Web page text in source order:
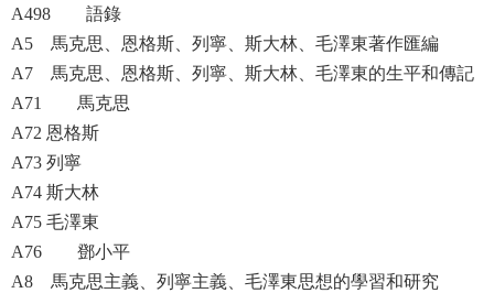
A498 語錄
A5 馬克思、恩格斯、列寧、斯大林、毛澤東著作匯編
A7 馬克思、恩格斯、列寧、斯大林、毛澤東的生平和傳記
A71 馬克思
A72 恩格斯
A73 列寧
A74 斯大林
A75 毛澤東
A76 鄧小平
A8 馬克思主義、列寧主義、毛澤東思想的學習和研究